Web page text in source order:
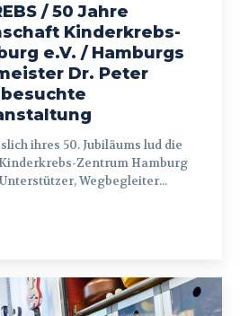
/ 50 Jahre
Kinderkrebs-
e.V. / Hamburgs
Dr. Peter
Zentrum Hamburg
Wegbegleiter...